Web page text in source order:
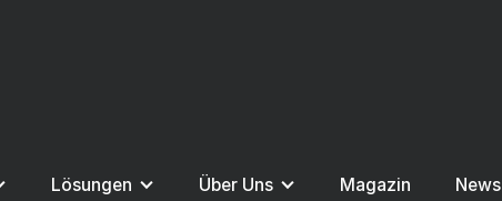
Lösungen Über Uns Magazin News